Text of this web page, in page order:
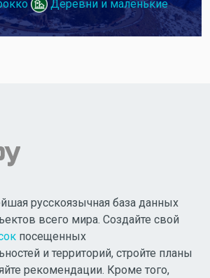
Деревни и маленькие
русскоязычная база данных
всего мира. Создайте свой
посещенных
и территорий, стройте планы
рекомендации. Кроме того,